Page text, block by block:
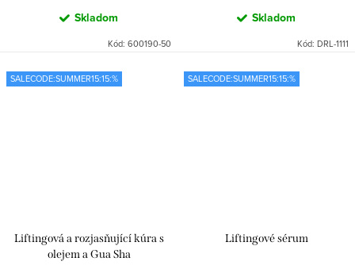
Skladom
Kód: 600190-50
Skladom
Kód: DRL-1111
SALECODE:SUMMER15:15:%
Liftingová a rozjasňující kúra s
olejem a Gua Sha
SALECODE:SUMMER15:15:%
Liftingové sérum